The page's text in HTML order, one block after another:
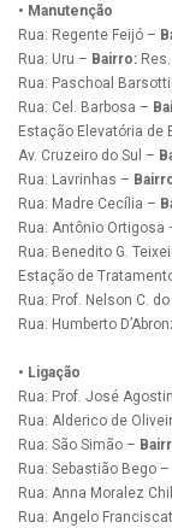
• Manutenção
Rua: Regente Feijó –
Rua: Uru – Bairro: Res.
Rua: Paschoal
Rua: Cel. Barbosa –
Estação Elevatória de
Av. Cruzeiro do Sul –
Rua: Lavrinhas –
Rua: Madre Cecília –
Rua: Antônio Ortigosa
Rua: Benedito G.
Estação de
Rua: Prof. Nelson C.
Rua: Humberto
• Ligação
Rua: Prof. José
Rua: Alderico de
Rua: São Simão –
Rua: Sebastião Bego –
Rua: Anna Moralez
Rua: Angelo